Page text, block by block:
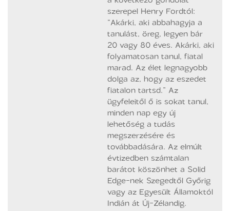
szerepel Henry Fordtól:
“Akárki, aki abbahagyja a
tanulást, öreg, legyen bár
20 vagy 80 éves. Akárki, aki
folyamatosan tanul, fiatal
marad. Az élet legnagyobb
dolga az, hogy az eszedet
fiatalon tartsd.” Az
ügyfeleitől ő is sokat tanul,
minden nap egy új
lehetőség a tudás
megszerzésére és
továbbadására. Az elmúlt
évtizedben számtalan
barátot köszönhet a Solid
Edge-nek Szegedtől Győrig
vagy az Egyesült Államoktól
Indián át Új-Zélandig.